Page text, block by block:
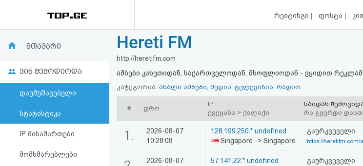
რეიტინგი | ფოსტა |
რეიტინგი
ფოსტა
კითხვა-
პასუხი
ავტორიზაცია
მთავარი
ვინ შემოდიოდა
დაუმუშავებელი
სტატისტიკა
IP მისამართები
მომხმარებლები
Hereti FM
http://heretifm.com
ამბები კახეთიდან, საქართველოდან, მსოფლიოდან - ვყიდით
კატეგორია: ახალი ამბები, მედია, ტელევიზია, რადიო
# დრო
IP
ქვეყანა > ქალაქი
საიდან
რა გვერდი
1.
2026-08-07
10:28:08
128.199.250.* undefined
Singapore -> Singapore
გაურკვეველი
https://
2026-08-07
57.141.22.* undefined
გაურკვეველი